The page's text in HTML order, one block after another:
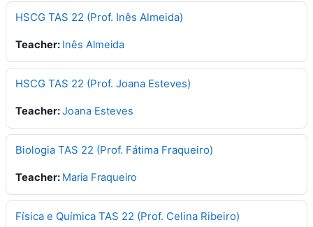
HSCG TAS 22 (Prof. Inês Almeida)
Teacher: Inês Almeida
HSCG TAS 22 (Prof. Joana Esteves)
Teacher:Joana Esteves
Biologia TAS 22 (Prof. Fátima Fraqueiro)
Teacher: Maria Fraqueiro
Física e Química TAS 22 (Prof. Celina Ribeiro)